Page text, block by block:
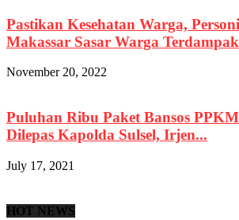
Pastikan Kesehatan Warga,
Makassar Sasar Warga
November 20, 2022
Puluhan Ribu Paket Bansos
Dilepas Kapolda Sulsel, Irjen...
July 17, 2021
HOT NEWS